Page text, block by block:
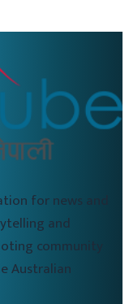
for news and
and
community
Australian